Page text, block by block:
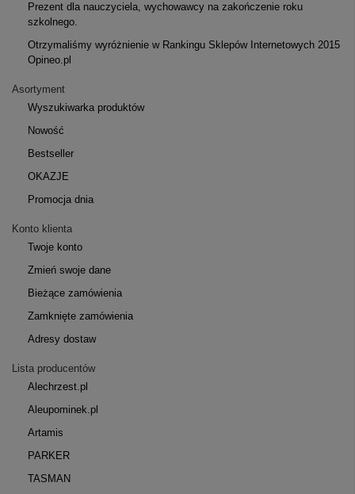
Prezent dla nauczyciela, wychowawcy na zakończenie roku
szkolnego.
Otrzymaliśmy wyróżnienie w Rankingu Sklepów Internetowych 2015
Opineo.pl
Asortyment
Wyszukiwarka produktów
Nowość
Bestseller
OKAZJE
Promocja dnia
Konto klienta
Twoje konto
Zmień swoje dane
Bieżące zamówienia
Zamknięte zamówienia
Adresy dostaw
Lista producentów
Alechrzest.pl
Aleupominek.pl
Artamis
PARKER
TASMAN